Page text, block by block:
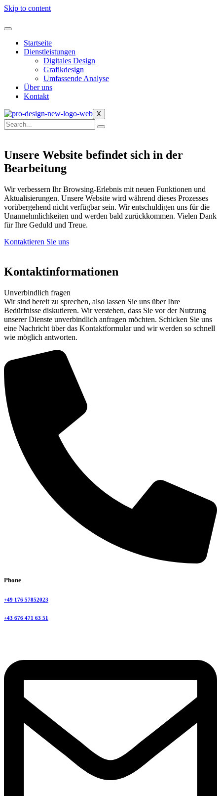
Skip to content
Startseite
Dienstleistungen
Digitales Design
Grafikdesign
Umfassende Analyse
Über uns
Kontakt
X
Unsere Website befindet sich in der
Bearbeitung
Wir verbessern Ihr Browsing-Erlebnis mit neuen Funktionen und
Aktualisierungen. Unsere Website wird während dieses Prozesses
vorübergehend nicht verfügbar sein. Wir entschuldigen uns für die
Unannehmlichkeiten und werden bald zurückkommen. Vielen Dank
für Ihre Geduld und Treue.
Kontaktieren Sie uns
Kontaktinformationen
Unverbindlich fragen
Wir sind bereit zu sprechen, also lassen Sie uns über Ihre
Bedürfnisse diskutieren. Wir verstehen, dass Sie vor der Nutzung
unserer Dienste unverbindlich anfragen möchten. Schicken Sie uns
eine Nachricht über das Kontaktformular und wir werden so schnell
wie möglich antworten.
Phone
+49 176 57852023
+43 676 471 63 51